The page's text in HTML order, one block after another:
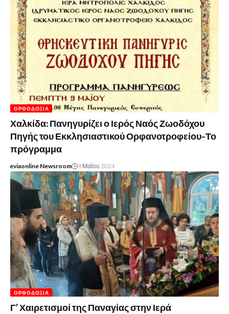
ΟΡΘΟΔΟΞΊΑ
Χαλκίδα: Πανηγυρίζει ο Ιερός Ναός Ζωοδόχου
Πηγής του Εκκλησιαστικού Ορφανοτροφείου-Το
πρόγραμμα
eviaonline Newsroom 8 Μαΐου 2024
ΟΡΘΟΔΟΞΊΑ
Γ’ Χαιρετισμοί της Παναγίας στην Ιερά